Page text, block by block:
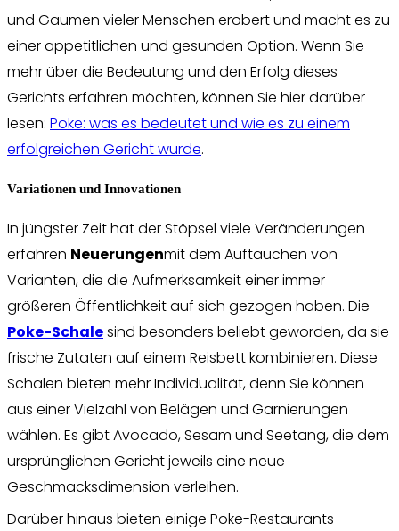
und Gaumen vieler Menschen erobert und macht es zu
einer appetitlichen und gesunden Option. Wenn Sie
mehr über die Bedeutung und den Erfolg dieses
Gerichts erfahren möchten, können Sie hier darüber
lesen: Poke: was es bedeutet und wie es zu einem
erfolgreichen Gericht wurde.
Variationen und Innovationen
In jüngster Zeit hat der Stöpsel viele Veränderungen
erfahren Neuerungenmit dem Auftauchen von
Varianten, die die Aufmerksamkeit einer immer
größeren Öffentlichkeit auf sich gezogen haben. Die
Poke-Schalesind besonders beliebt geworden, da sie
frische Zutaten auf einem Reisbett kombinieren. Diese
Schalen bieten mehr Individualität, denn Sie können
aus einer Vielzahl von Belägen und Garnierungen
wählen. Es gibt Avocado, Sesam und Seetang, die dem
ursprünglichen Gericht jeweils eine neue
Geschmacksdimension verleihen.
Darüber hinaus bieten einige Poke-Restaurants